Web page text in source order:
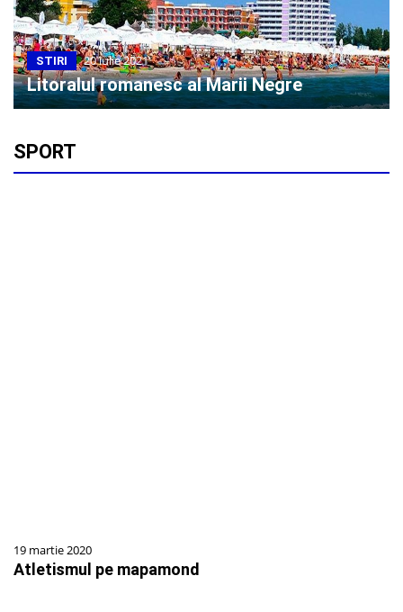
STIRI 20 iulie 2021
Litoralul romanesc al Marii Negre
SPORT
19 martie 2020
Atletismul pe mapamond